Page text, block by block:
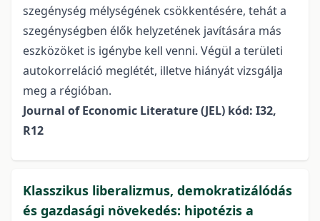
szegénység mélységének csökkentésére, tehát a
szegénységben élők helyzetének javítására más
eszközöket is igénybe kell venni. Végül a területi
autokorreláció meglétét, illetve hiányát vizsgálja
meg a régióban.
Journal of Economic Literature (JEL) kód: I32,
R12
Klasszikus liberalizmus, demokratizálódás
és gazdasági növekedés: hipotézis a